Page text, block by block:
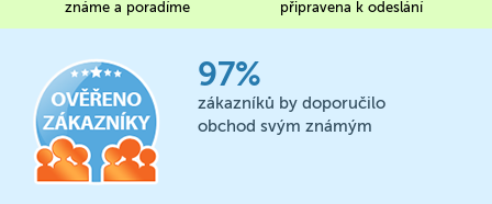
známe a poradíme
připravena k odeslání
97%
zákazníků by doporučilo
obchod svým známým